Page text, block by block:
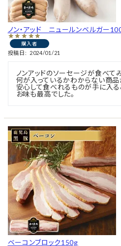
ノン・アッド ニュールンベルガー
購入者
投稿日 2024/01/21
ノンアッドのソーセージが食べて
何が入っているかわからない商品
安心して食べれるものが手に入る
お味も最高でした。
ベーコンブロック150g